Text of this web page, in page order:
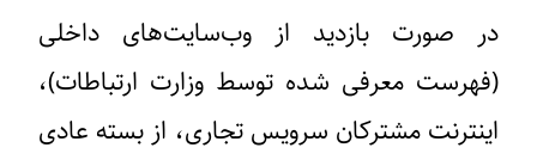
در صورت بازدید از وب‌سایت‌های داخلی
(فهرست معرفی شده توسط وزارت ارتباطات)،
اینترنت مشترکان سرویس تجاری، از بسته عادی